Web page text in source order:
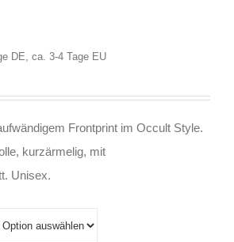
DE, ca. 3-4 Tage EU
Frontprint im Occult Style.
kurzärmelig, mit
Unisex.